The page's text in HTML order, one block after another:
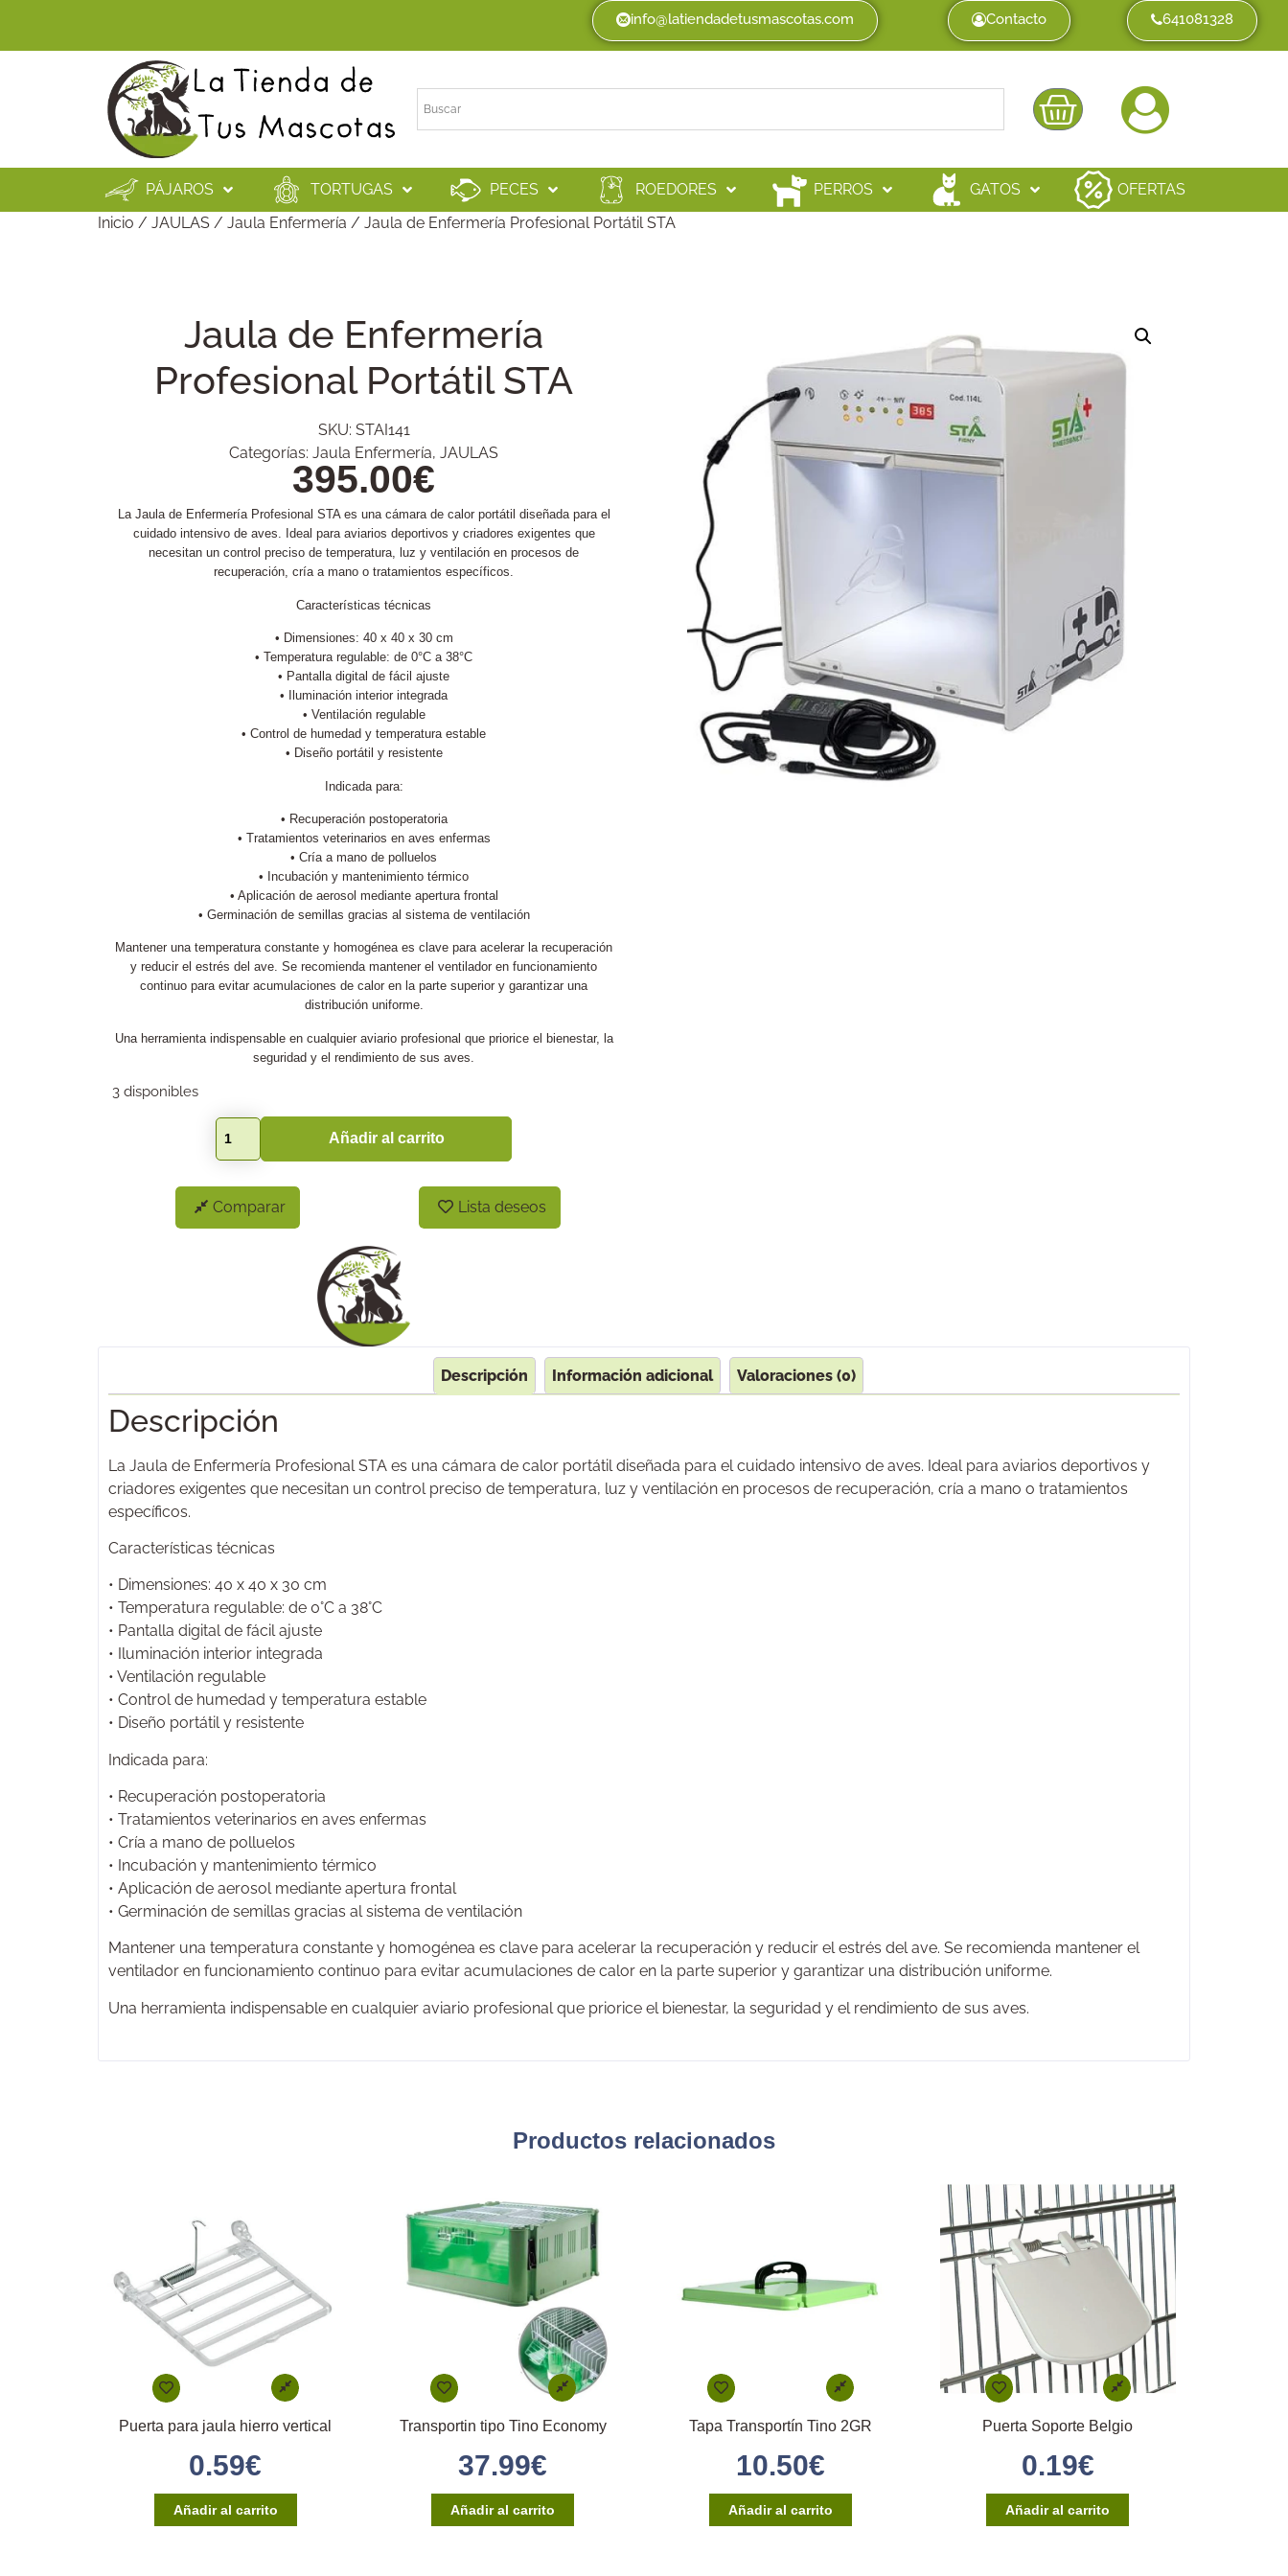
info@latiendadetusmascotas.com Contacto 641081328
PÁJAROS TORTUGAS PECES ROEDORES PERROS GATOS
OFERTAS
Inicio / JAULAS / Jaula Enfermería / Jaula de Enfermería Profesional Portátil STA
Jaula de Enfermería
Profesional Portátil STA
SKU: STAI141
Categorías: Jaula Enfermería, JAULAS
395.00€
La Jaula de Enfermería Profesional STA es una cámara de calor portátil diseñada para el
cuidado intensivo de aves. Ideal para aviarios deportivos y criadores exigentes que
necesitan un control preciso de temperatura, luz y ventilación en procesos de
recuperación, cría a mano o tratamientos específicos.
Características técnicas
• Dimensiones: 40 x 40 x 30 cm
• Temperatura regulable: de 0°C a 38°C
• Pantalla digital de fácil ajuste
• Iluminación interior integrada
• Ventilación regulable
• Control de humedad y temperatura estable
• Diseño portátil y resistente
Indicada para:
• Recuperación postoperatoria
• Tratamientos veterinarios en aves enfermas
• Cría a mano de polluelos
• Incubación y mantenimiento térmico
• Aplicación de aerosol mediante apertura frontal
• Germinación de semillas gracias al sistema de ventilación
Mantener una temperatura constante y homogénea es clave para acelerar la recuperación
y reducir el estrés del ave. Se recomienda mantener el ventilador en funcionamiento
continuo para evitar acumulaciones de calor en la parte superior y garantizar una
distribución uniforme.
Una herramienta indispensable en cualquier aviario profesional que priorice el bienestar, la
seguridad y el rendimiento de sus aves.
3 disponibles
Añadir al carrito
Comparar Lista deseos
Descripción Información adicional Valoraciones (0)
Descripción
La Jaula de Enfermería Profesional STA es una cámara de calor portátil diseñada para el cuidado intensivo de aves. Ideal para aviarios deportivos y
criadores exigentes que necesitan un control preciso de temperatura, luz y ventilación en procesos de recuperación, cría a mano o tratamientos
específicos.
Características técnicas
• Dimensiones: 40 x 40 x 30 cm
• Temperatura regulable: de 0°C a 38°C
• Pantalla digital de fácil ajuste
• Iluminación interior integrada
• Ventilación regulable
• Control de humedad y temperatura estable
• Diseño portátil y resistente
Indicada para:
• Recuperación postoperatoria
• Tratamientos veterinarios en aves enfermas
• Cría a mano de polluelos
• Incubación y mantenimiento térmico
• Aplicación de aerosol mediante apertura frontal
• Germinación de semillas gracias al sistema de ventilación
Mantener una temperatura constante y homogénea es clave para acelerar la recuperación y reducir el estrés del ave. Se recomienda mantener el
ventilador en funcionamiento continuo para evitar acumulaciones de calor en la parte superior y garantizar una distribución uniforme.
Una herramienta indispensable en cualquier aviario profesional que priorice el bienestar, la seguridad y el rendimiento de sus aves.
Productos relacionados
Puerta para jaula hierro vertical
0.59€
Añadir al carrito
Transportin tipo Tino Economy
37.99€
Añadir al carrito
Tapa Transportín Tino 2GR
10.50€
Añadir al carrito
Puerta Soporte Belgio
0.19€
Añadir al carrito